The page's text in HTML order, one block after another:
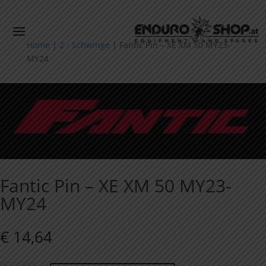
Home | 2 - Schwinge | Fantic Pin – XE XM 50 MY23-
MY24
Fantic Pin – XE XM 50 MY23-
MY24
€ 14,64